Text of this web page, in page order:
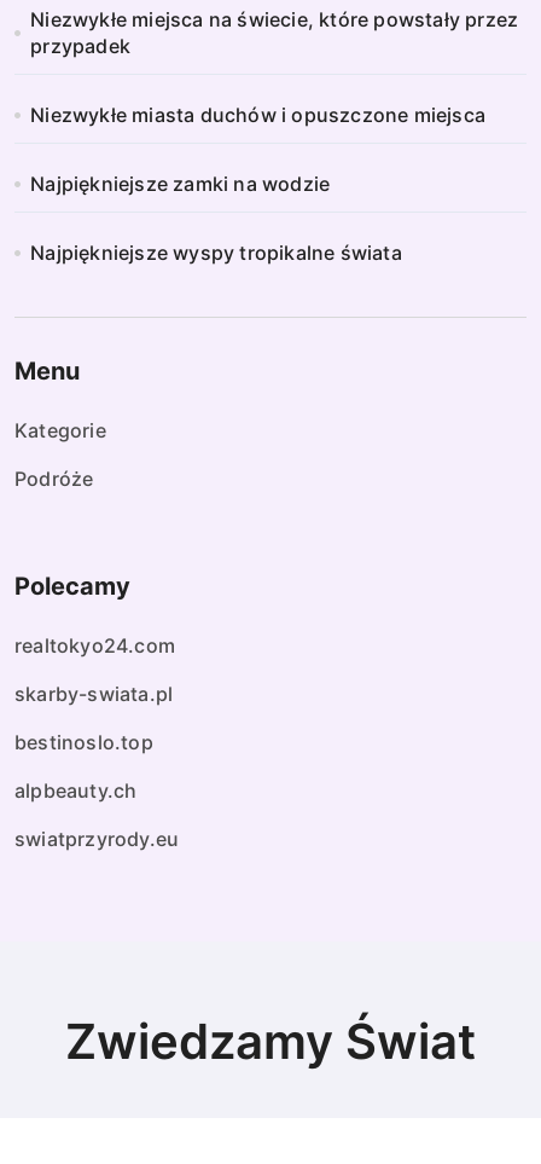
Niezwykłe miejsca na świecie, które powstały przez
przypadek
Niezwykłe miasta duchów i opuszczone miejsca
Najpiękniejsze zamki na wodzie
Najpiękniejsze wyspy tropikalne świata
Menu
Kategorie
Podróże
Polecamy
realtokyo24.com
skarby-swiata.pl
bestinoslo.top
alpbeauty.ch
swiatprzyrody.eu
Zwiedzamy Świat